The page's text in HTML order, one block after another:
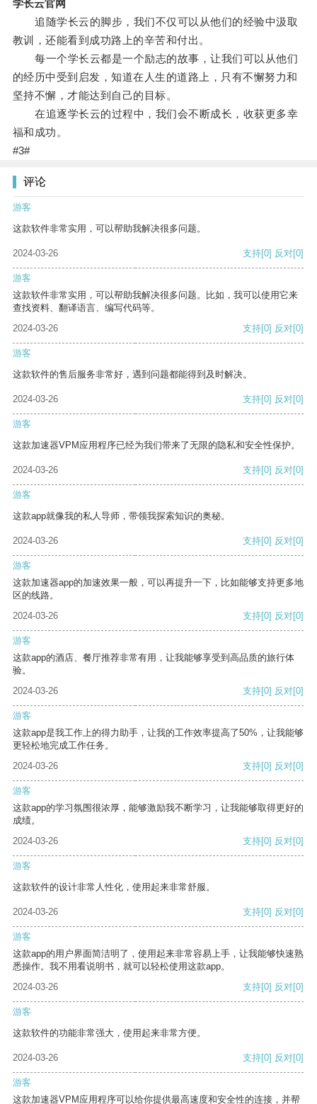
学长云官网
追随学长云的脚步，我们不仅可以从他们的经验中汲取
教训，还能看到成功路上的辛苦和付出。
每一个学长云都是一个励志的故事，让我们可以从他们
的经历中受到启发，知道在人生的道路上，只有不懈努力和
坚持不懈，才能达到自己的目标。
在追逐学长云的过程中，我们会不断成长，收获更多幸
福和成功。
#3#
评论
游客
这款软件非常实用，可以帮助我解决很多问题。
2024-03-26 支持[0] 反对[0]
游客
这款软件非常实用，可以帮助我解决很多问题。比如，我可以使用它来
查找资料、翻译语言、编写代码等。
2024-03-26
支持[0] 反对[0]
游客
这款软件的售后服务非常好，遇到问题都能得到及时解决。
2024-03-26 支持[0] 反对[0]
游客
这款加速器VPM应用程序已经为我们带来了无限的隐私和安全性保护。
2024-03-26 支持[0] 反对[0]
游客
这款app就像我的私人导师，带领我探索知识的奥秘。
2024-03-26 支持[0] 反对[0]
游客
这款加速器app的加速效果一般，可以再提升一下，比如能够支持更多地
区的线路。
2024-03-26
支持[0] 反对[0]
游客
这款app的酒店、餐厅推荐非常有用，让我能够享受到高品质的旅行体
验。
2024-03-26
支持[0] 反对[0]
游客
这款app是我工作上的得力助手，让我的工作效率提高了50%，让我能够
更轻松地完成工作任务。
2024-03-26
支持[0] 反对[0]
游客
这款app的学习氛围很浓厚，能够激励我不断学习，让我能够取得更好的
成绩。
2024-03-26
支持[0] 反对[0]
游客
这款软件的设计非常人性化，使用起来非常舒服。
2024-03-26 支持[0] 反对[0]
游客
这款app的用户界面简洁明了，使用起来非常容易上手，让我能够快速熟
悉操作。我不用看说明书，就可以轻松使用这款app。
2024-03-26
支持[0] 反对[0]
游客
这款软件的功能非常强大，使用起来非常方便。
2024-03-26 支持[0] 反对[0]
游客
这款加速器VPM应用程序可以给你提供最高速度和安全性的连接，并帮